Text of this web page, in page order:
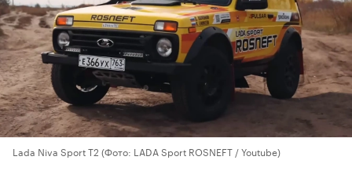
Lada Niva Sport T2 (Фото: LADA Sport ROSNEFT / Youtube)